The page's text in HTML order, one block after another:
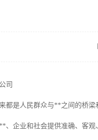
司
都是人民群众与**之间的桥
、企业和社会提供准确、客